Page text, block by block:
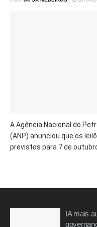
A Agência Nacional do
(ANP) anunciou que os
previstos para 7 de
IA mais